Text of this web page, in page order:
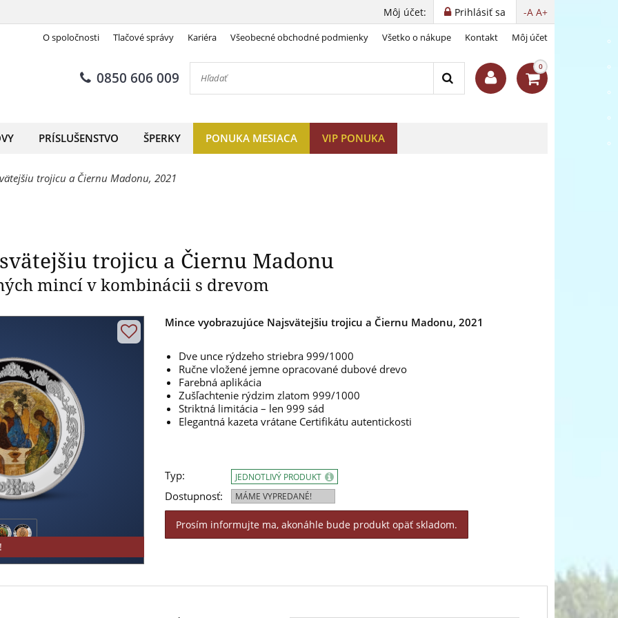
-A A+
Prihlásiť sa
Môj účet:
O spoločnosti Tlačové správy Kariéra Všeobecné obchodné podmienky Všetko o nákupe Kontakt Môj účet
0850 606 009
0
PRÍSLUŠENSTVO ŠPERKY PONUKA MESIACA VIP PONUKA
trojicu a Čiernu Madonu, 2021
trojicu a Čiernu Madonu
mincí v kombinácii s drevom
Mince vyobrazujúce Najsvätejšiu trojicu a Čiernu Madonu, 2021
Dve unce rýdzeho striebra 999/1000
Ručne vložené jemne opracované dubové drevo
Farebná aplikácia
Zušľachtenie rýdzim zlatom 999/1000
Striktná limitácia – len 999 sád
Elegantná kazeta vrátane Certifikátu autentickosti
Typ:
Dostupnosť:
JEDNOTLIVÝ PRODUKT
MÁME VYPREDANÉ!
Prosím informujte ma, akonáhle bude produkt opäť skladom.
Najsvätejšiu trojicu a Čiernu Madonu